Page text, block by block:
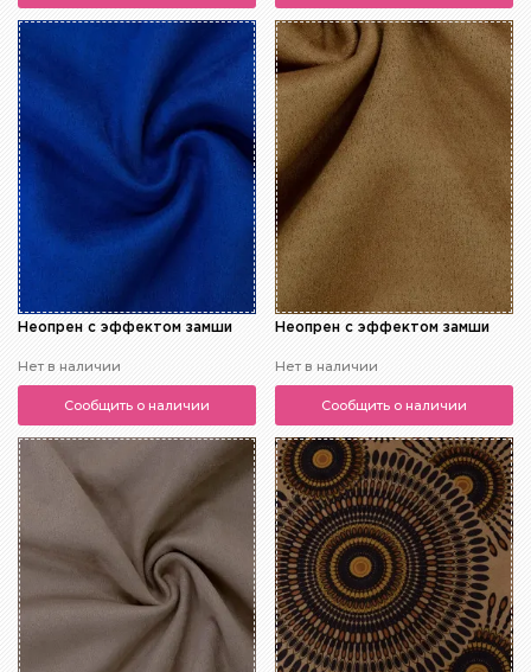
Неопрен с эффектом замши
Нет в наличии
Сообщить о наличии
Неопрен с эффектом замши
Нет в наличии
Сообщить о наличии